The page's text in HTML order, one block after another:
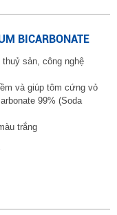
BICARBONATE
thuỷ sản, công nghệ
và giúp tôm cứng vỏ
99% (Soda
trắng